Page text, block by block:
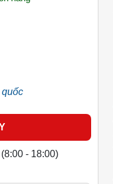
quốc
- 18:00)